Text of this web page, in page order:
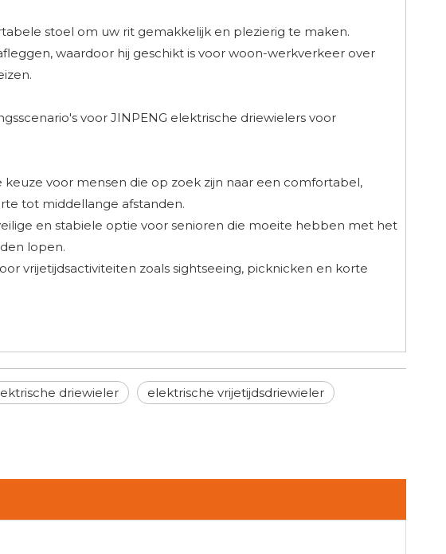
stoel om uw rit gemakkelijk en plezierig te maken.
waardoor hij geschikt is voor woon-werkverkeer over
voor JINPENG elektrische driewielers voor
voor mensen die op zoek zijn naar een comfortabel,
tot middellange afstanden.
en stabiele optie voor senioren die moeite hebben met het
lopen.
vrijetijdsactiviteiten zoals sightseeing, picknicken en korte
driewieler elektrische vrijetijdsdriewieler